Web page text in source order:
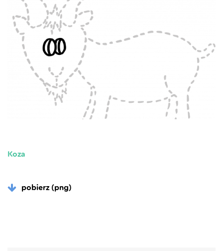
Koza
pobierz (png)